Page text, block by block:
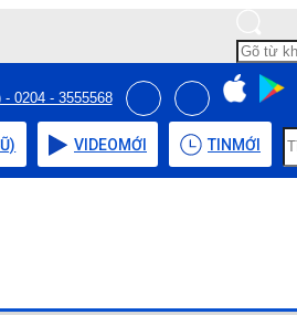
- 0204 - 3555568
VIDEOMỚI TIN MỚI